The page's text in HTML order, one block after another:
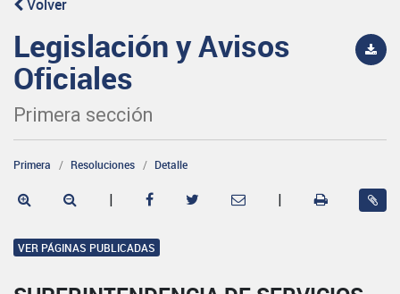
Volver
Legislación y Avisos
Oficiales
Primera sección
Primera Resoluciones Detalle
| |
VER PÁGINAS PUBLICADAS